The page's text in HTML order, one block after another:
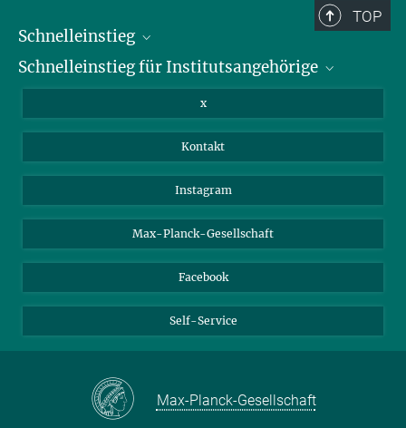
TOP
Schnelleinstieg
Bibliothek
Schnelleinstieg für Institutsangehörige
Webmail
Nextcloud
x
Kontakt
Instagram
Max-Planck-Gesellschaft
Facebook
Self-Service
Max-Planck-Gesellschaft